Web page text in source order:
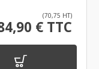
(70,75 HT)
€ TTC